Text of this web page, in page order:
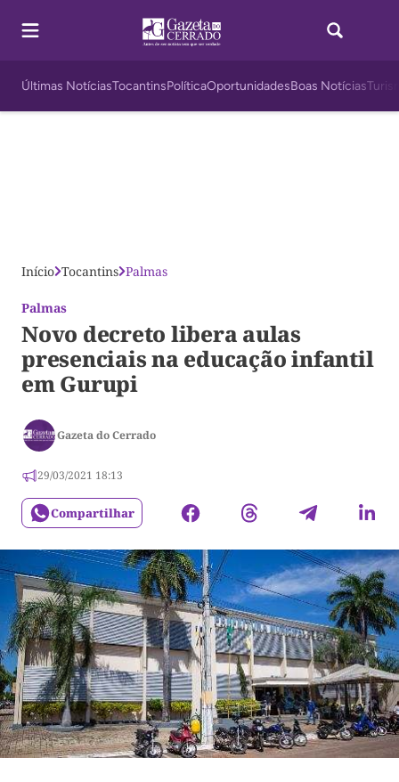
Últimas NotíciasTocantinsPolíticaOportunidadesBoas Notícias
Início Tocantins Palmas
Palmas
Novo decreto libera aulas
presenciais na educação infantil
em Gurupi
Gazeta do Cerrado
29/03/2021 18:13
Compartilhar